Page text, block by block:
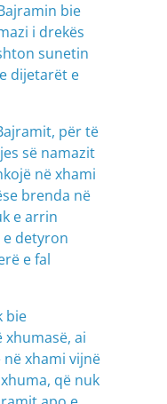
bie
i drekës
sunetin
dijetarët e
për të
së namazit
në xhami
brenda në
e arrin
detyron
e fal
bie
ai
xhami vijnë
që nuk